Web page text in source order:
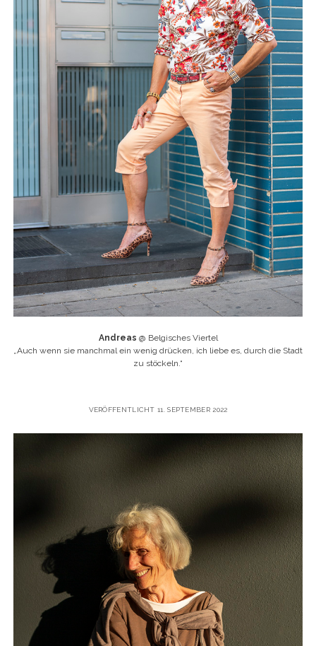
Andreas @ Belgisches Viertel
Auch wenn sie manchmal ein wenig drücken, ich liebe es, durch die Stadt
zu stöckeln.“
VERÖFFENTLICHT 11. SEPTEMBER 2022